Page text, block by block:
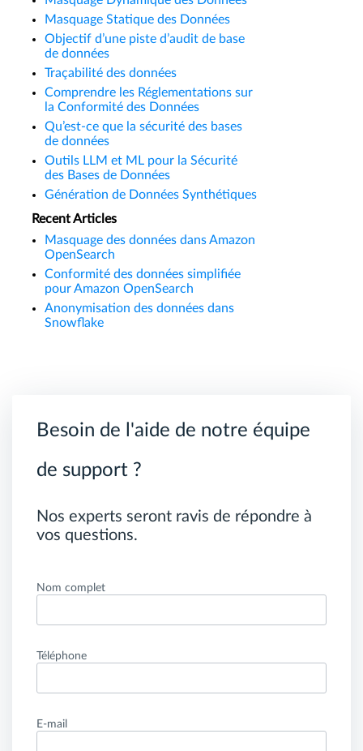
Masquage Statique des Données
Objectif d’une piste d’audit de base
de données
Traçabilité des données
Comprendre les Réglementations sur
la Conformité des Données
Qu’est-ce que la sécurité des bases
de données
Outils LLM et ML pour la Sécurité
des Bases de Données
Génération de Données Synthétiques
Recent Articles
Masquage des données dans Amazon
OpenSearch
Conformité des données simplifiée
pour Amazon OpenSearch
Anonymisation des données dans
Snowflake
Besoin de l'aide de notre équipe
de support ?
Nos experts seront ravis de répondre à
vos questions.
Nom complet
Téléphone
E-mail